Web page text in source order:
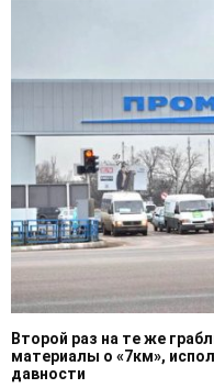
Второй раз на те же
материалы о «7км»,
давности